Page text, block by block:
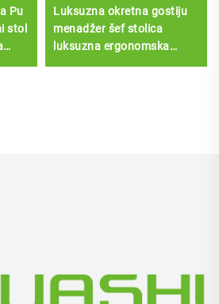
Pu
stol
Luksuzna okretna gostiju
menadžer šef stolica
luksuzna ergonomska